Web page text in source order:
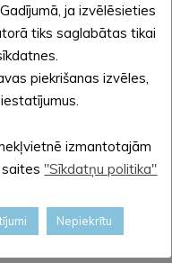
iespējams
akmeņiem
bērnus izstādē ar
līdz 12 gadu vecumam
Apskatīsim savu
Sanita Silirova,
organizatore Mārkalnē
ja izvēlēsieties
tiks saglabātas tikai
piekrišanas izvēles,
izmantotajām
"Sīkdatņu politika"
Nepiekrītu